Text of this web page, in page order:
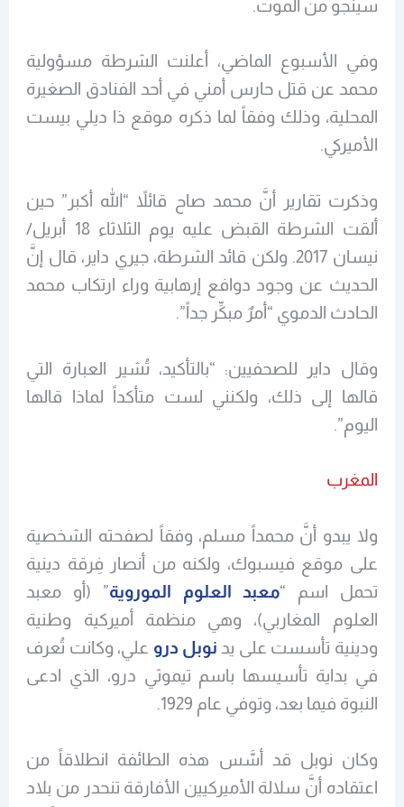
سينجو من الموت.
وفي الأسبوع الماضي، أعلنت الشرطة مسؤولية
محمد عن قتل حارس أمني في أحد الفنادق الصغيرة
المحلية، وذلك وفقاً لما ذكره موقع ذا ديلي بيست
الأميركي.
وذكرت تقارير أنَّ محمد صاح قائلاً “الله أكبر” حين
ألقت الشرطة القبض عليه يوم الثلاثاء 18 أبريل/
نيسان 2017. ولكن قائد الشرطة، جيري داير، قال إنَّ
الحديث عن وجود دوافع إرهابية وراء ارتكاب محمد
الحادث الدموي “أمرٌ مبكِّر جداً”.
وقال داير للصحفيين: “بالتأكيد، تُشير العبارة التي
قالها إلى ذلك، ولكنني لست متأكداً لماذا قالها
اليوم”.
المغرب
ولا يبدو أنَّ محمداً مسلم، وفقاً لصفحته الشخصية
على موقع فيسبوك، ولكنه من أنصار فِرقة دينية
تحمل اسم “معبد العلوم الموروية” (أو معبد
العلوم المغاربي)، وهي منظمة أميركية وطنية
ودينية تأسست على يد نوبل درو علي، وكانت تُعرف
في بداية تأسيسها باسم تيموثي درو، الذي ادعى
النبوة فيما بعد، وتوفي عام 1929.
وكان نوبل قد أسَّس هذه الطائفة انطلاقاً من
اعتقاده أنَّ سلالة الأميركيين الأفارقة تنحدر من بلاد